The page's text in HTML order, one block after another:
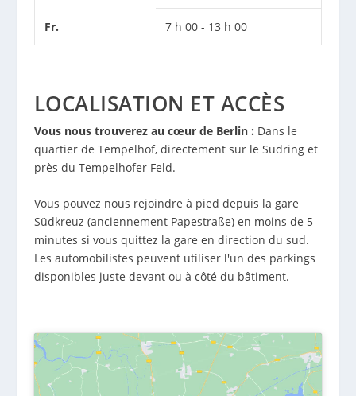
Fr. 7 h 00 - 13 h 00
LOCALISATION ET ACCÈS
Vous nous trouverez au cœur de Berlin : Dans le
quartier de Tempelhof, directement sur le Südring et
près du Tempelhofer Feld.
Vous pouvez nous rejoindre à pied depuis la gare
Südkreuz (anciennement Papestraße) en moins de 5
minutes si vous quittez la gare en direction du sud.
Les automobilistes peuvent utiliser l'un des parkings
disponibles juste devant ou à côté du bâtiment.